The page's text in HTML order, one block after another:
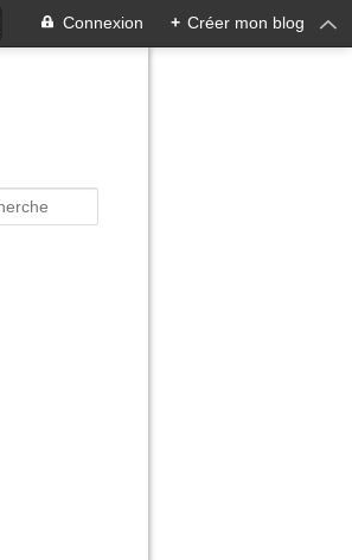
Connexion + Créer mon blog